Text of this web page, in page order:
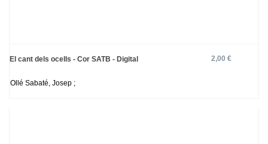
El cant dels ocells - Cor SATB - Digital 2,00 €
Ollé Sabaté, Josep ;